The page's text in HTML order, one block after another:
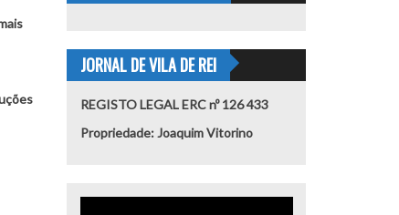
JORNAL DE VILA DE REI
REGISTO LEGAL ERC nº 126 433
Propriedade: Joaquim Vitorino